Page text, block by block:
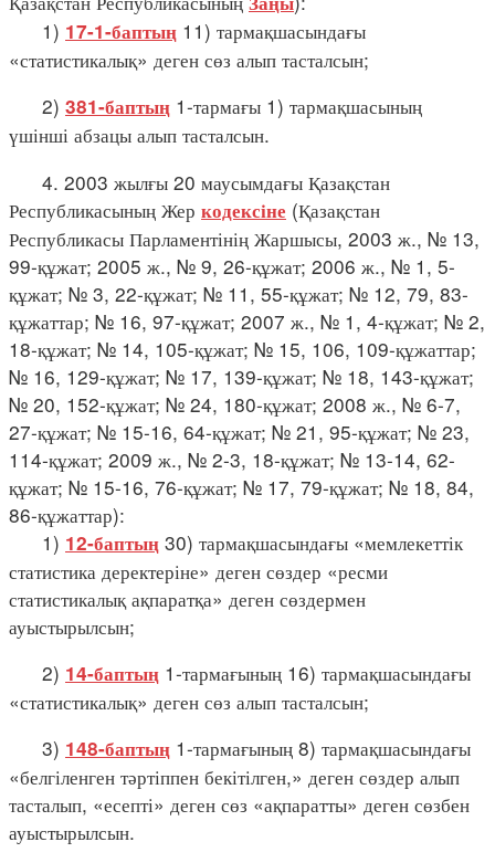
1) 17-1-баптың 11) тармақшасындағы
«статистикалық» деген сөз алып тасталсын;
2) 381-баптың 1-тармағы 1) тармақшасының
үшінші абзацы алып тасталсын.
4. 2003 жылғы 20 маусымдағы Қазақстан
Республикасының Жер кодексіне (Қазақстан
Республикасы Парламентінің Жаршысы, 2003 ж., № 13,
99-құжат; 2005 ж., № 9, 26-құжат; 2006 ж., № 1, 5-
құжат; № 3, 22-құжат; № 11, 55-құжат; № 12, 79, 83-
құжаттар; № 16, 97-құжат; 2007 ж., № 1, 4-құжат; № 2,
18-құжат; № 14, 105-құжат; № 15, 106, 109-құжаттар;
№ 16, 129-құжат; № 17, 139-құжат; № 18, 143-құжат;
№ 20, 152-құжат; № 24, 180-құжат; 2008 ж., № 6-7,
27-құжат; № 15-16, 64-құжат; № 21, 95-құжат; № 23,
114-құжат; 2009 ж., № 2-3, 18-құжат; № 13-14, 62-
құжат; № 15-16, 76-құжат; № 17, 79-құжат; № 18, 84,
86-құжаттар):
1) 12-баптың 30) тармақшасындағы «мемлекеттік
статистика деректеріне» деген сөздер «ресми
статистикалық ақпаратқа» деген сөздермен
ауыстырылсын;
2) 14-баптың 1-тармағының 16) тармақшасындағы
«статистикалық» деген сөз алып тасталсын;
3) 148-баптың 1-тармағының 8) тармақшасындағы
«белгіленген тәртіппен бекітілген,» деген сөздер алып
тасталып, «есепті» деген сөз «ақпаратты» деген сөзбен
ауыстырылсын.